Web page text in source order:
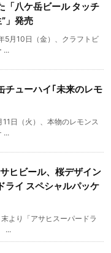
「八ケ岳ビール タッチ
」発売
5月10日（金）、クラフトビ
...
チューハイ｢未来のレモ
日（火）、本物のレモンス
...
ヒビール、桜デザイン
ライ スペシャルパッケ
より「アサヒスーパードラ
...